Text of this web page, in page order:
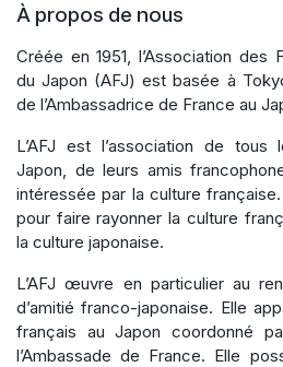
À propos de nous
Créée en 1951, l’Association des
du Japon (AFJ) est basée à
de l’Ambassadrice de France au
L’AFJ est l’association de tous
Japon, de leurs amis
intéressée par la culture
pour faire rayonner la culture
la culture japonaise.
L’AFJ œuvre en particulier au
d’amitié franco-japonaise. Elle
français au Japon coordonné
l’Ambassade de France. Elle